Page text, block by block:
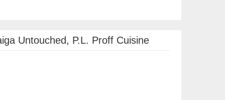
Untouched, P.L. Proff Cuisine